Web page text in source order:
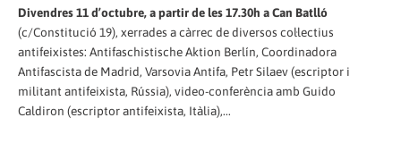
Divendres 11 d’octubre, a partir de les 17.30h a Can Batlló
(c/Constitució 19), xerrades a càrrec de diversos col·lectius
antifeixistes: Antifaschistische Aktion Berlín, Coordinadora
Antifascista de Madrid, Varsovia Antifa, Petr Silaev (escriptor i
militant antifeixista, Rússia), video-conferència amb Guido
Caldiron (escriptor antifeixista, Itàlia),...